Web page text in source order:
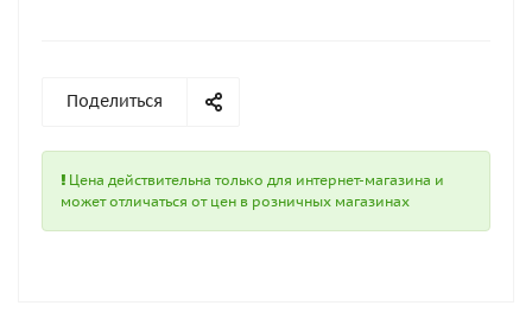
Поделиться
Цена действительна только для интернет-магазина и
может отличаться от цен в розничных магазинах